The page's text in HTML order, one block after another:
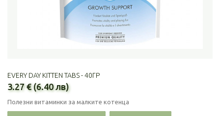
EVERY DAY KITTEN TABS - 40ГР
3.27 € (6.40 лв)
Полезни витаминки за малките котенца